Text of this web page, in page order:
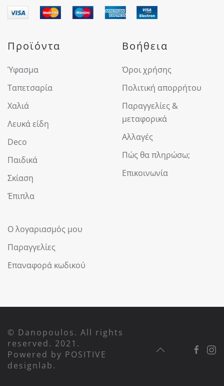
του
Προϊόντα
Ύφασμα
Ταπετσαρία
Χαλιά
Λευκά είδη
Deco
Παιδικά
Σκίαση
Έπιπλα
Βοήθεια
Όροι χρήσης
Πολιτική απορρήτου
Παραγγελίες &
μεταφορικά
Αλλαγές
Πώς θα πληρώσω;
Επικοινωνία
Ο λογαριασμός μου
Παραγγελίες
Επαναφορά κωδικού
© Danopoulos. All rights
reserved. 2021.
Powered by POSITIVE
designlab.